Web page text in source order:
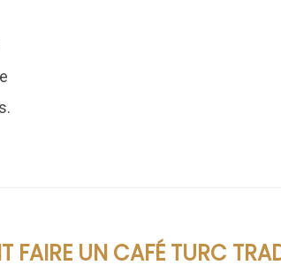
FAIRE UN CAFÉ TURC